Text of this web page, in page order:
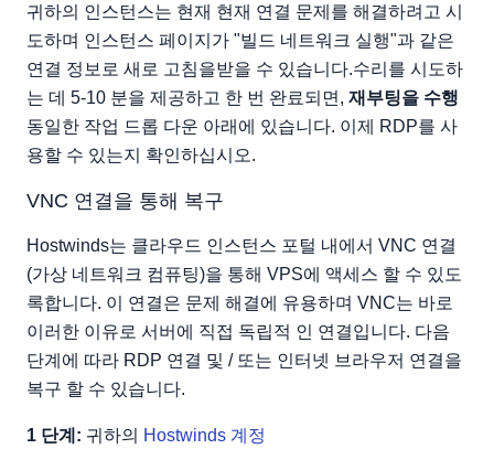
귀하의 인스턴스는 현재 현재 연결 문제를 해결하려고 시
도하며 인스턴스 페이지가 "빌드 네트워크 실행"과 같은
연결 정보로 새로 고침을받을 수 있습니다.수리를 시도하
는 데 5-10 분을 제공하고 한 번 완료되면, 재부팅을 수행
동일한 작업 드롭 다운 아래에 있습니다. 이제 RDP를 사
용할 수 있는지 확인하십시오.
VNC 연결을 통해 복구
Hostwinds는 클라우드 인스턴스 포털 내에서 VNC 연결
(가상 네트워크 컴퓨팅)을 통해 VPS에 액세스 할 수 있도
록합니다. 이 연결은 문제 해결에 유용하며 VNC는 바로
이러한 이유로 서버에 직접 독립적 인 연결입니다. 다음
단계에 따라 RDP 연결 및 / 또는 인터넷 브라우저 연결을
복구 할 수 있습니다.
1 단계: 귀하의 Hostwinds 계정